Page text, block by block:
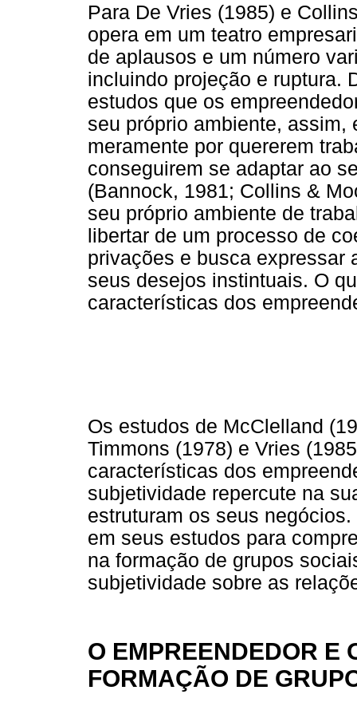
Para De Vries (1985) e
opera em um teatro
de aplausos e um número
incluindo projeção e ruptura.
estudos que os
seu próprio ambiente,
meramente por quererem
conseguirem se adaptar ao
(Bannock, 1981; Collins &
seu próprio ambiente de
libertar de um processo de
privações e busca expressar
seus desejos instintuais. O
características dos
Os estudos de McClelland
Timmons (1978) e Vries
características dos
subjetividade repercute na
estruturam os seus
em seus estudos para
na formação de grupos
subjetividade sobre as
O EMPREENDEDOR E
FORMAÇÃO DE